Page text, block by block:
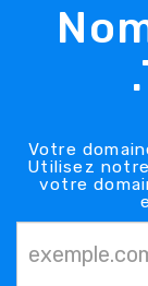
Votre
Utilisez
votre